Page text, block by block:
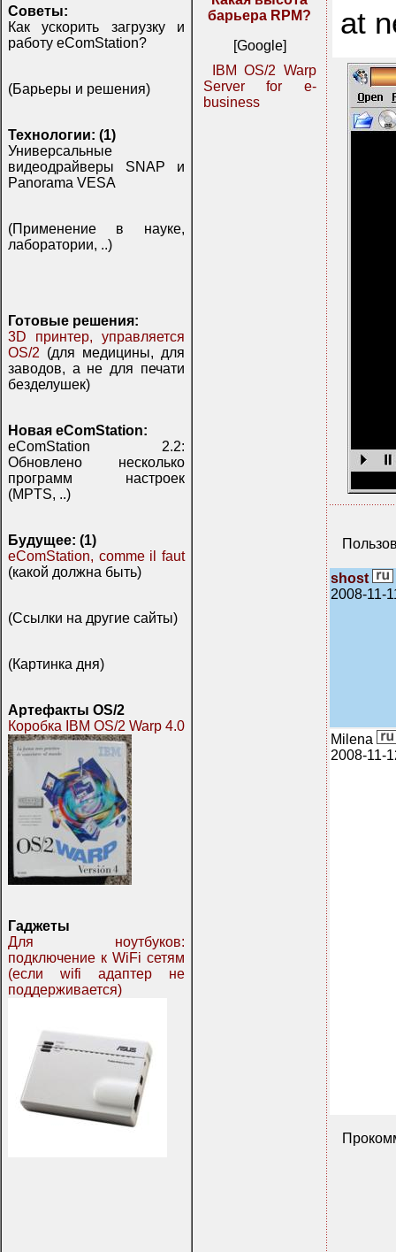
Советы:
Как ускорить загрузку и
работу eComStation?
(Барьеры и решения)
Технологии: (1)
Универсальные
видеодрайверы SNAP и
Panorama VESA
(Применение в науке,
лаборатории, ..)
Готовые решения:
3D принтер, управляется
OS/2 (для медицины, для
заводов, а не для печати
безделушек)
Новая eComStation:
eComStation 2.2:
Обновлено несколько
программ настроек
(MPTS, ..)
Будущее: (1)
eComStation, comme il faut
(какой должна быть)
(Ссылки на другие сайты)
(Картинка дня)
Артефакты OS/2
Коробка IBM OS/2 Warp 4.0
Гаджеты
Для ноутбуков:
подключение к WiFi сетям
(если wifi адаптер не
поддерживается)
барьера RPM?
[Google]
IBM OS/2 Warp
Server for e-
business
at
shost
2008-11-
Milena
2008-11-